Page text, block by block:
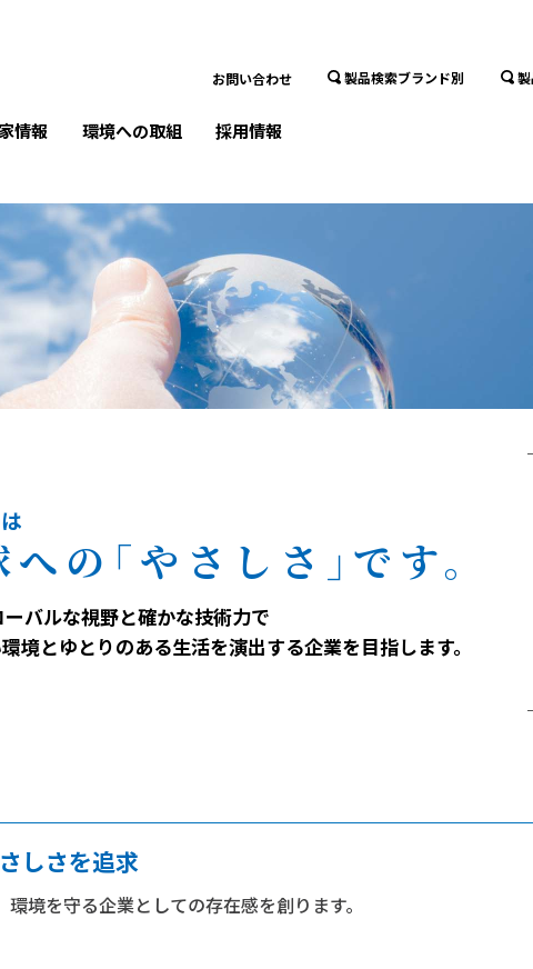
お問い合わせ 製品検索ブランド別
情報 環境への取組 採用情報
へ の「やさしさ 」 です。
バルな視野と確かな技術力で
境とゆとりのある生活を演出する企業を目指します。
しさを追求
境を守る企業としての存在感を創ります。